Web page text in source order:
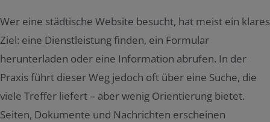
Wer eine städtische Website besucht, hat meist ein klares
Ziel: eine Dienstleistung finden, ein Formular
herunterladen oder eine Information abrufen. In der
Praxis führt dieser Weg jedoch oft über eine Suche, die
viele Treffer liefert – aber wenig Orientierung bietet.
Seiten, Dokumente und Nachrichten erscheinen